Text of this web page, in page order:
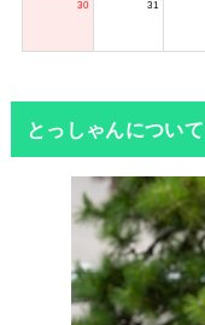
30 31
とっしゃんについて